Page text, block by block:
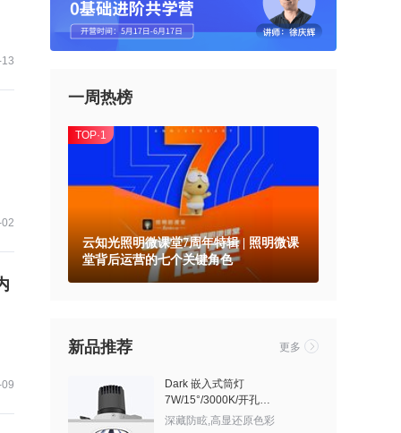
一周热榜
TOP·1
云知光照明微课堂7周年特辑 | 照明微课
堂背后运营的七个关键角色
新品推荐 更多
Dark 嵌入式筒灯
7W/15°/3000K/开孔
60mm/525lm/有边框/亮银敞口
深藏防眩,高显还原色彩